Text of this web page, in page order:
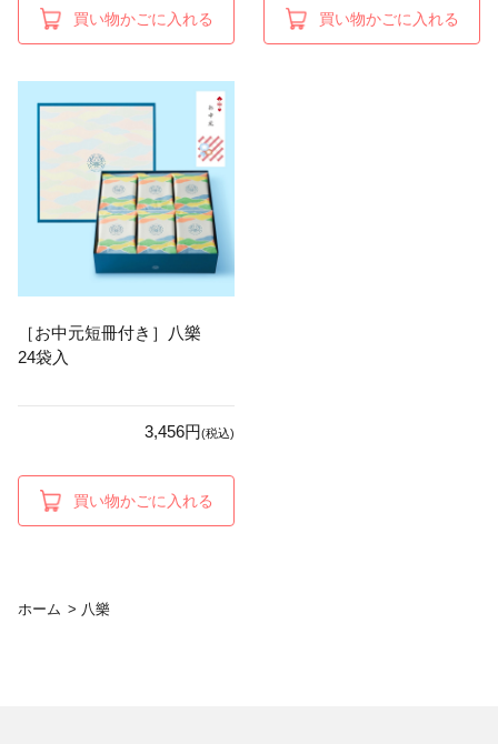
買い物かごに入れる 買い物かごに入れる
［お中元短冊付き］八樂
24袋入
3,456円(税込)
買い物かごに入れる
ホーム > 八樂